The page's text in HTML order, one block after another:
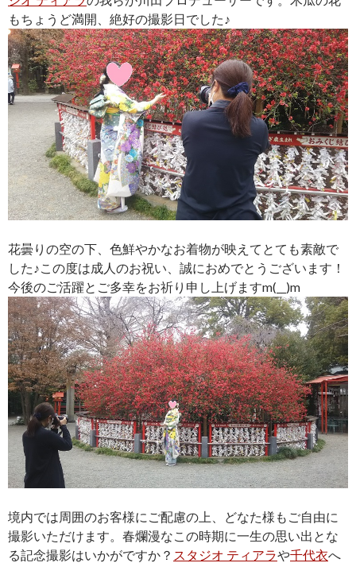
もちょうど満開、絶好の撮影日でした♪
花曇りの空の下、色鮮やかなお着物が映えてとても素敵で
した♪この度は成人のお祝い、誠におめでとうございます！
今後のご活躍とご多幸をお祈り申し上げますm(__)m
境内では周囲のお客様にご配慮の上、どなた様もご自由に
撮影いただけます。春爛漫なこの時期に一生の思い出とな
る記念撮影はいかがですか？ スタジオ ティアラや千代衣へ